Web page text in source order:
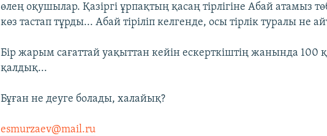
өлең оқушылар. Қазіргі ұрпақтың қасаң тірлігіне Абай атамыз
көз тастап тұрды... Абай тіріліп келгенде, осы тірлік туралы не
Бір жарым сағаттай уақыттан кейін ескерткіштің жанында 100
қалдық...
Бұған не деуге болады, халайық?
esmurzaev@mail.ru